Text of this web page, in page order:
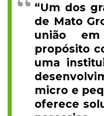
“Um dos
de Mato
união
propósito
uma
micro e
oferece